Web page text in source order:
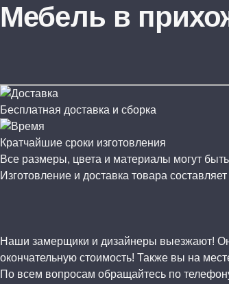
Мебель в
Бесплатная доставка и сборка
Кратчайшие сроки изготовления
Все размеры, цвета и материалы могут
Изготовление и доставка товара
Наши замерщики и дизайнеры выезжают!
окончательную стоимость! Также вы на
По всем вопросам обращайтесь по